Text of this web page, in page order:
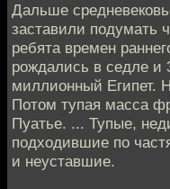
Дальше
заставили подумать
ребята времен
рождались в седле и
миллионный Египет.
Потом тупая масса
Пуатье. ... Тупые,
подходившие по
и неуставшие.